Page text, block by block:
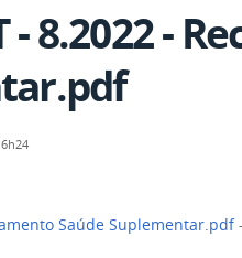
- 8.2022 -
Saúde Suplementar.pdf